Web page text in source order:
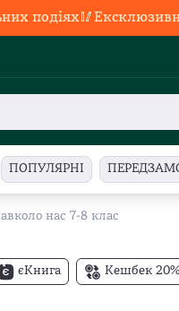
ПОПУЛЯРНІ
нас 7-8 клас
єКнига Кешбек 20%